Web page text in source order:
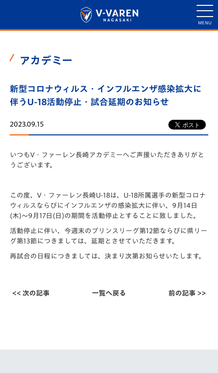
アカデミー
新型コロナウィルス・インフルエンザ感染拡大に
伴うU-18活動停止・試合延期のお知らせ
2023.09.15
いつもV・ファーレン長崎アカデミーへご声援いただきありがと
うございます。
この度、V・ファーレン長崎U-18は、U-18所属選手の新型コロナ
ウィルスならびにインフルエンザの感染拡大に伴い、 9月14日
(木)～9月17日(日)の期間を活動停止とすることに致し ました。
活動停止に伴い、 今週末のプリンスリーグ第12節ならびに県リー
グ第13節につき ましては、延期とさせていただきます。
再試合の日程につきましては、決まり次第お知らせいたします。
<< 次の記事 一覧へ戻る 前の記事 >>